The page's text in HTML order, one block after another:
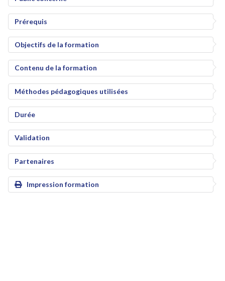
Prérequis
Objectifs de la formation
Contenu de la formation
Méthodes pédagogiques utilisées
Durée
Validation
Partenaires
Impression formation